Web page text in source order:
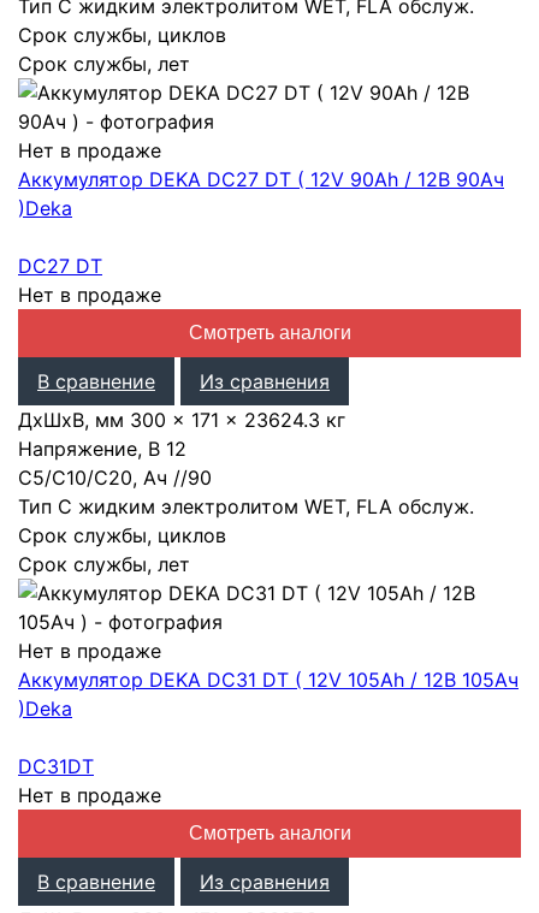
Тип С жидким электролитом WET, FLA обслуж.
Срок службы, циклов
Срок службы, лет
Нет в продаже
Аккумулятор DEKA DC27 DT ( 12V 90Ah / 12В 90Ач
)Deka
DC27 DT
Нет в продаже
Смотреть аналоги
В сравнение
Из сравнения
ДхШхВ, мм 300 × 171 × 23624.3 кг
Напряжение, В 12
С5/С10/С20, Ач //90
Тип С жидким электролитом WET, FLA обслуж.
Срок службы, циклов
Срок службы, лет
Нет в продаже
Аккумулятор DEKA DC31 DT ( 12V 105Ah / 12В 105Ач
)Deka
DC31DT
Нет в продаже
Смотреть аналоги
В сравнение
Из сравнения